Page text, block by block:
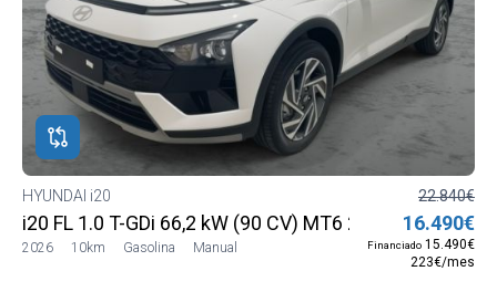
HYUNDAI i20
i20 FL 1.0 T-GDi 66,2 kW (90 CV) MT6 2WD Smart
2026 10km Gasolina Manual
22.840€
16.490€
Financiado 15.490€
223€/mes